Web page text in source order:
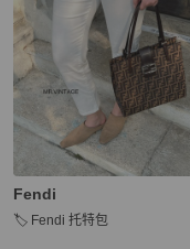
Fendi
🏷️ Fendi 托特包